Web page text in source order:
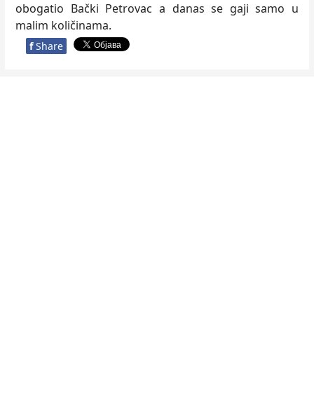
obogatio Bački Petrovac a danas se gaji samo u
malim količinama.
f Share